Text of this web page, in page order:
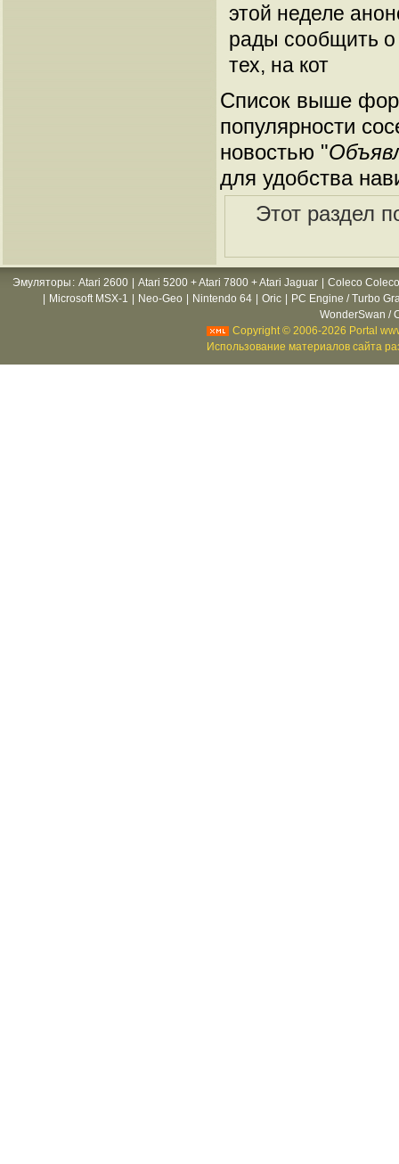
этой неделе
рады сообщить о
тех, на кот
Список выше
популярности
новостью "
для удобства
Этот раздел
Эмуляторы : Atari 2600 Atari 5200 + Atari 7800 + Atari Jaguar
Coleco
Microsoft MSX-1 Neo-Geo Nintendo 64 Oric
PC Engine / Turbo
WonderSwan /
Copyright © 2006-2026 Portal
Использование материалов сайта